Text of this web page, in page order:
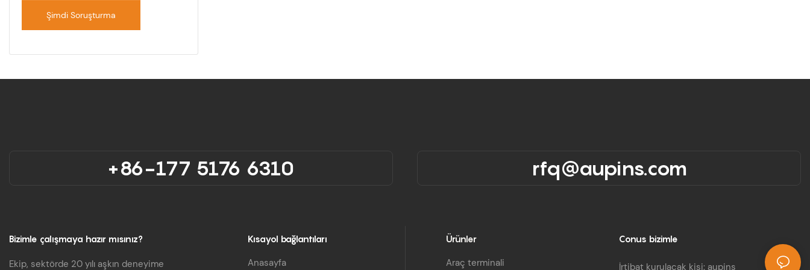
Şimdi Soruşturma
+86-177 5176 6310 rfq@aupins.com
Bizimle çalışmaya hazır mısınız?
Ekip, sektörde 20 yılı aşkın deneyime
Kısayol bağlantıları
Anasayfa
Ürünler
Araç terminali
Conus bizimle
İrtibat kurulacak kişi: aupins